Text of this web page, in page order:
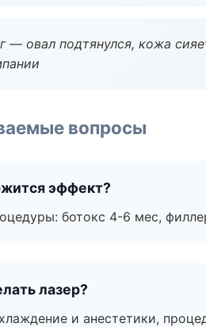
— овал подтянулся, кожа
вопросы
эффект?
ботокс 4-6 мес,
лазер?
и анестетики,